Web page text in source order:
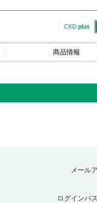
CKD plus
商品情報
メール
ログインパ